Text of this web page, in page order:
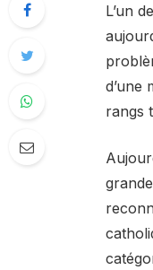
L’un
d’une
rangs